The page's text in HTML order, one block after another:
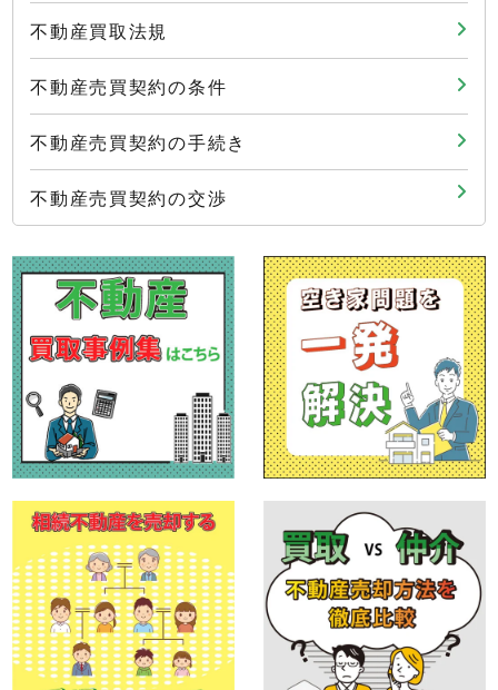
不動産買取法規
不動産売買契約の条件
不動産売買契約の手続き
不動産売買契約の交渉